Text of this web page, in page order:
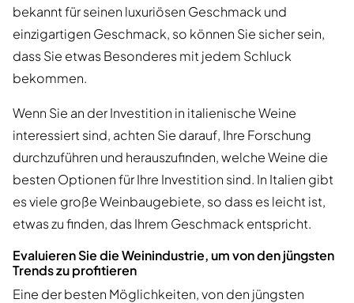
bekannt für seinen luxuriösen Geschmack und
einzigartigen Geschmack, so können Sie sicher sein,
dass Sie etwas Besonderes mit jedem Schluck
bekommen.
Wenn Sie an der Investition in italienische Weine
interessiert sind, achten Sie darauf, Ihre Forschung
durchzuführen und herauszufinden, welche Weine die
besten Optionen für Ihre Investition sind. In Italien gibt
es viele große Weinbaugebiete, so dass es leicht ist,
etwas zu finden, das Ihrem Geschmack entspricht.
Evaluieren Sie die Weinindustrie, um von den jüngsten
Trends zu profitieren
Eine der besten Möglichkeiten, von den jüngsten